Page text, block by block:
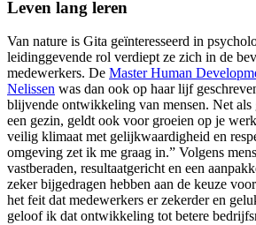
Leven lang leren
Van nature is Gita geïnteresseerd in
leidinggevende rol verdiept ze zich in de
medewerkers. De Master Human
Nelissen was dan ook op haar lijf
blijvende ontwikkeling van mensen. Net
een gezin, geldt ook voor groeien op je
veilig klimaat met gelijkwaardigheid en
omgeving zet ik me graag in.” Volgens
vastberaden, resultaatgericht en een
zeker bijgedragen hebben aan de keuze
het feit dat medewerkers er zekerder en
geloof ik dat ontwikkeling tot betere